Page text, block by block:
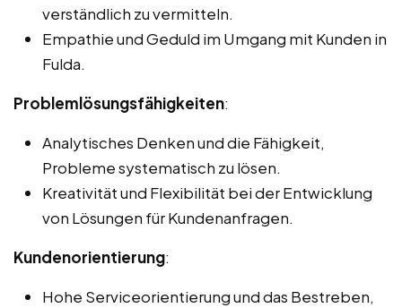
verständlich zu vermitteln.
Empathie und Geduld im Umgang mit Kunden in
Fulda.
Problemlösungsfähigkeiten:
Analytisches Denken und die Fähigkeit,
Probleme systematisch zu lösen.
Kreativität und Flexibilität bei der Entwicklung
von Lösungen für Kundenanfragen.
Kundenorientierung:
Hohe Serviceorientierung und das Bestreben,